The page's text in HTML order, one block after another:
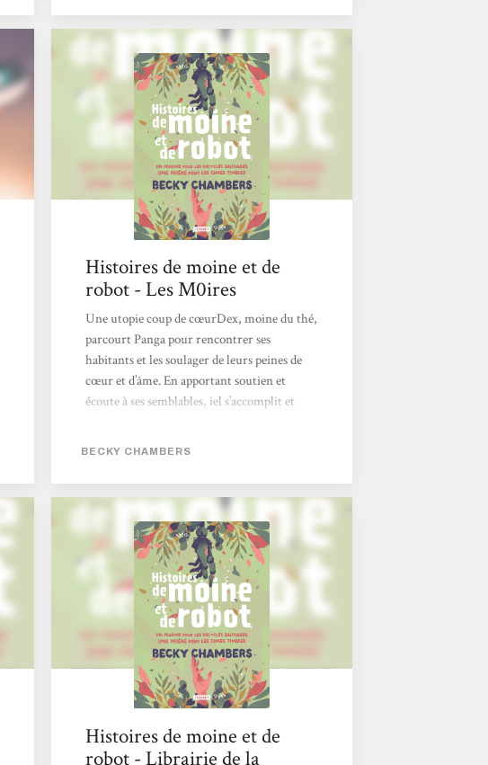
pérégrinations d’un duo pour le moins
baroque composé d’un homme de foi et d’un
cyborg curieux dans un monde apaisé où
l’humanité, la technologie et la nature
coexistent enfin pacifiquement. Après...
Histoires de moine et de
robot - Les M0ires
Une utopie coup de cœurDex, moine du thé,
parcourt Panga pour rencontrer ses
habitants et les soulager de leurs peines de
cœur et d’âme. En apportant soutien et
écoute à ses semblables, iel s’accomplit et
l’ennuyer - alors Dex décide de s’aventurer
dans des terres plus reculées, là où la nature
a repris ses droits et où les robots vivent
reclus. C’est là qu’iel rencontre Omphale -
un recyclé sauvage, c’est-à-dire...
BECKY CHAMBERS
Histoires de moine et de
robot - Librairie de la